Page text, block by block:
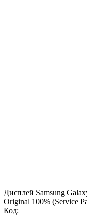
Дисплей Samsung
Original 100% (Service
Код: